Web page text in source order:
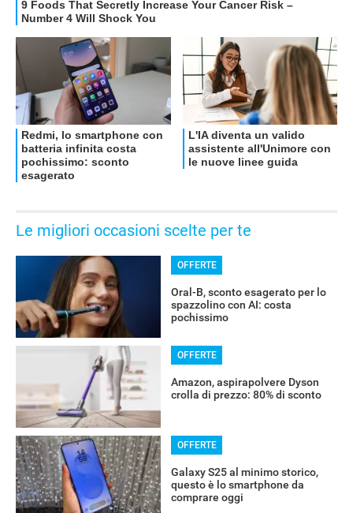
OFFERTE
Le migliori occasioni scelte per te
OFFERTE
Oral-B, sconto esagerato per lo
spazzolino con AI: costa
pochissimo
OFFERTE
Amazon, aspirapolvere Dyson
crolla di prezzo: 80% di sconto
OFFERTE
Galaxy S25 al minimo storico,
questo è lo smartphone da
comprare oggi